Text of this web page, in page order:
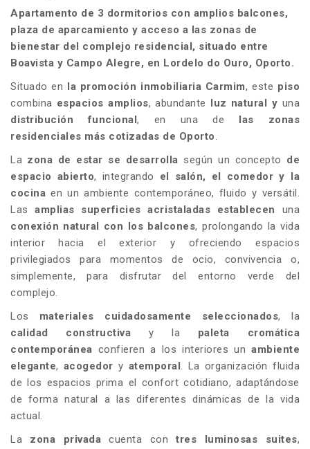
Apartamento de 3 dormitorios con amplios balcones,
plaza de aparcamiento y acceso a las zonas de
bienestar del complejo residencial, situado entre
Boavista y Campo Alegre, en Lordelo do Ouro, Oporto.
Situado en
la promoción inmobiliaria Carmim, este piso
combina espacios amplios, abundante luz natural y una
distribución funcional, en una de
las zonas
residenciales más cotizadas de Oporto.
La zona de estar se desarrolla según un concepto de
espacio abierto, integrando el salón, el comedor y la
cocina en un ambiente contemporáneo, fluido y versátil.
Las amplias superficies acristaladas establecen una
conexión natural con los balcones, prolongando la vida
interior hacia el exterior y ofreciendo espacios
privilegiados para momentos de ocio, convivencia o,
simplemente, para disfrutar del entorno verde del
complejo.
Los materiales cuidadosamente seleccionados, la
calidad constructiva y la paleta cromática
contemporánea confieren a los interiores un ambiente
elegante, acogedor y atemporal . La organización fluida
de los espacios prima el confort cotidiano, adaptándose
de forma natural a las diferentes dinámicas de la vida
actual.
La zona privada cuenta contres luminosas suites,